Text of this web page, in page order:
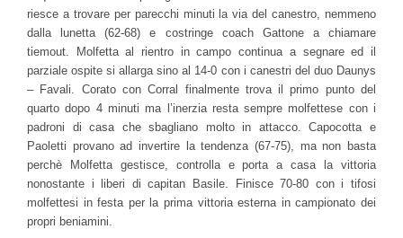
riesce a trovare per parecchi minuti la via del canestro, nemmeno
dalla lunetta (62-68) e costringe coach Gattone a chiamare
tiemout. Molfetta al rientro in campo continua a segnare ed il
parziale ospite si allarga sino al 14-0 con i canestri del duo Daunys
– Favali. Corato con Corral finalmente trova il primo punto del
quarto dopo 4 minuti ma l’inerzia resta sempre molfettese con i
padroni di casa che sbagliano molto in attacco. Capocotta e
Paoletti provano ad invertire la tendenza (67-75), ma non basta
perchè Molfetta gestisce, controlla e porta a casa la vittoria
nonostante i liberi di capitan Basile. Finisce 70-80 con i tifosi
molfettesi in festa per la prima vittoria esterna in campionato dei
propri beniamini.